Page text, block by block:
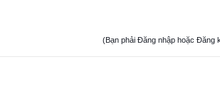
(Bạn phải Đăng nhập hoặc Đăng